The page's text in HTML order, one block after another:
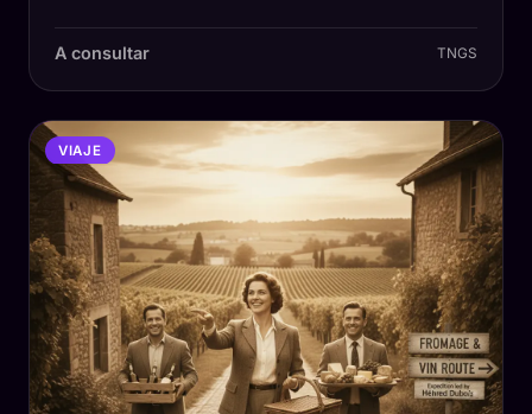
A consultar TNGS
VIAJE